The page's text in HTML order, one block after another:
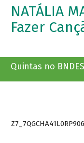
NATÁLIA
Fazer
Quintas no